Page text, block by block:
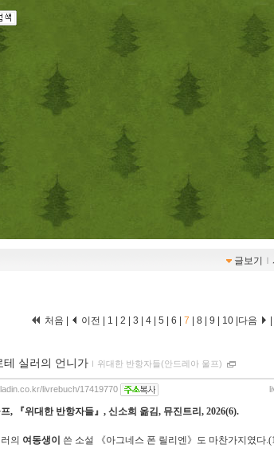
글보기 ｌ
처음 이전 1 2 3 4 5 6 7 8 9 10 다음
테 실러의 언니가 ｌ 위대한 반항자들(안드레아 울프)
livrebuch/17419770
, 『위대한 반항자들』 , 신소희 옮김, 뮤진트리 , 2026(6).
의 여동생이 쓴 소설 《아그네스 폰 릴리엔》 도 마찬가지였다